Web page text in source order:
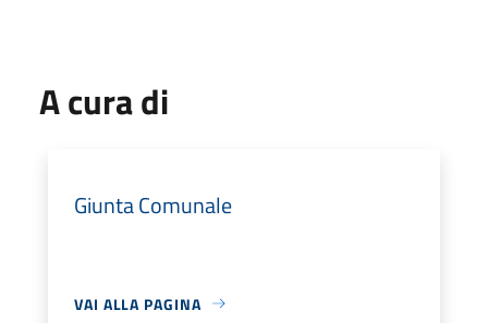
A cura di
Giunta Comunale
VAI ALLA PAGINA